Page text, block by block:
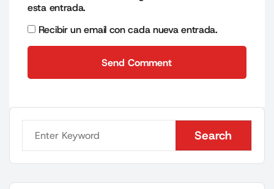
esta entrada.
Recibir un email con cada nueva entrada.
Send Comment
Search
Search